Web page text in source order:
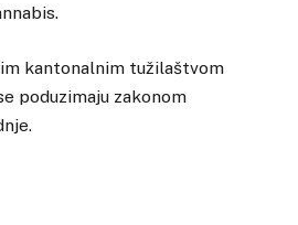
kantonalnim tužilaštvom
poduzimaju zakonom